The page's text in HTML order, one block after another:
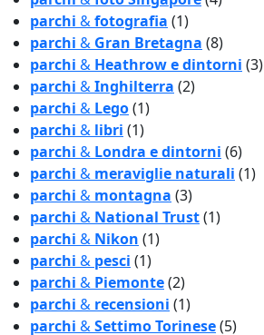
parchi &fotografia (1)
parchi & Gran Bretagna (8)
parchi & Heathrow e dintorni (3)
parchi &Inghilterra (2)
parchi & Lego(1)
parchi & libri (1)
parchi & Londra e dintorni (6)
parchi & meraviglie naturali (1)
parchi & montagna (3)
parchi & National Trust(1)
parchi & Nikon (1)
parchi & pesci (1)
parchi & Piemonte(2)
parchi & recensioni (1)
parchi &Settimo Torinese(5)